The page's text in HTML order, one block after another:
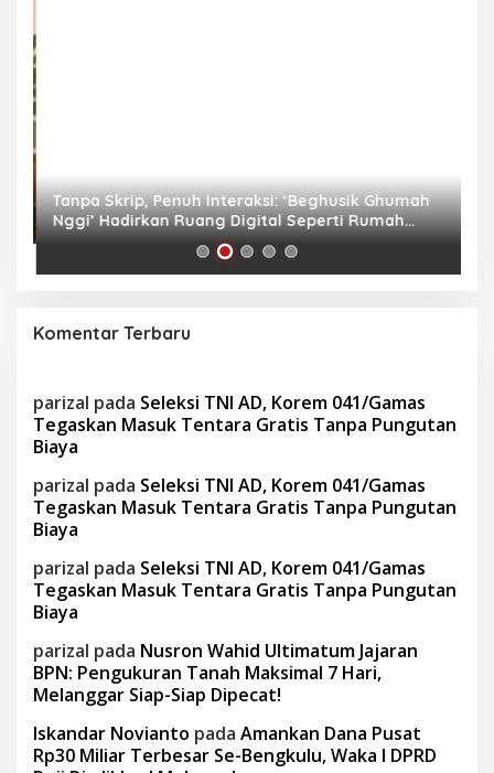
Tanpa Skrip, Penuh Interaksi: ‘Beghusik Ghumah
Nggi’ Hadirkan Ruang Digital Seperti Rumah
Sendiri
Komentar Terbaru
parizal pada Seleksi TNI AD, Korem 041/Gamas
Tegaskan Masuk Tentara Gratis Tanpa Pungutan
Biaya
parizal pada Seleksi TNI AD, Korem 041/Gamas
Tegaskan Masuk Tentara Gratis Tanpa Pungutan
Biaya
parizal pada Seleksi TNI AD, Korem 041/Gamas
Tegaskan Masuk Tentara Gratis Tanpa Pungutan
Biaya
parizal pada Nusron Wahid Ultimatum Jajaran
BPN: Pengukuran Tanah Maksimal 7 Hari,
Melanggar Siap-Siap Dipecat!
Iskandar Novianto pada Amankan Dana Pusat
Rp30 Miliar Terbesar Se-Bengkulu, Waka I DPRD